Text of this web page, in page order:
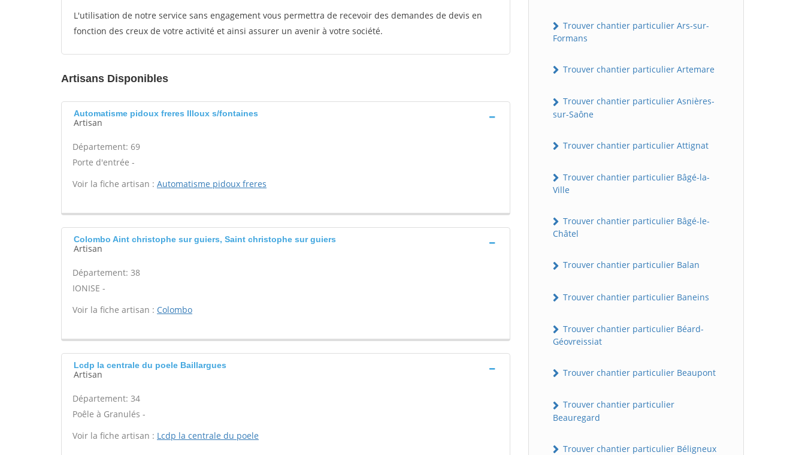
L'utilisation de notre service sans engagement vous permettra de recevoir des demandes de devis en
fonction des creux de votre activité et ainsi assurer un avenir à votre société.
Artisans Disponibles
Automatisme pidoux freres Illoux s/fontaines
Artisan
Département: 69
Porte d'entrée -
Voir la fiche artisan : Automatisme pidoux freres
Colombo Aint christophe sur guiers, Saint christophe sur guiers
Artisan
Département: 38
IONISE -
Voir la fiche artisan : Colombo
Lcdp la centrale du poele Baillargues
Artisan
Département: 34
Poêle à Granulés -
Voir la fiche artisan : Lcdp la centrale du poele
Trouver chantier particulier Ars-sur-
Formans
Trouver chantier particulier Artemare
Trouver chantier particulier Asnières-
sur-Saône
Trouver chantier particulier Attignat
Trouver chantier particulier Bâgé-la-
Ville
Trouver chantier particulier Bâgé-le-
Châtel
Trouver chantier particulier Balan
Trouver chantier particulier Baneins
Trouver chantier particulier Béard-
Géovreissiat
Trouver chantier particulier Beaupont
Trouver chantier particulier
Beauregard
Trouver chantier particulier Béligneux